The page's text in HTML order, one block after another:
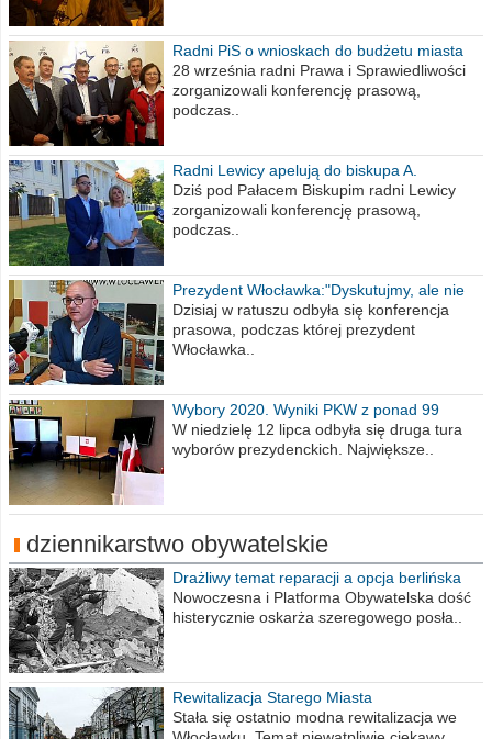
Radni PiS o wnioskach do budżetu miasta
na 2021 rok
28 września radni Prawa i Sprawiedliwości
zorganizowali konferencję prasową,
podczas..
Radni Lewicy apelują do biskupa A.
Wiesława Meringa
Dziś pod Pałacem Biskupim radni Lewicy
zorganizowali konferencję prasową,
podczas..
Prezydent Włocławka:"Dyskutujmy, ale nie
obrażajmy się”
Dzisiaj w ratuszu odbyła się konferencja
prasowa, podczas której prezydent
Włocławka..
Wybory 2020. Wyniki PKW z ponad 99
procent obwodów
W niedzielę 12 lipca odbyła się druga tura
wyborów prezydenckich. Największe..
dziennikarstwo obywatelskie
Drażliwy temat reparacji a opcja berlińska
Nowoczesna i Platforma Obywatelska dość
histerycznie oskarża szeregowego posła..
Rewitalizacja Starego Miasta
Stała się ostatnio modna rewitalizacja we